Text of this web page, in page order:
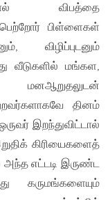
விபத்தை
பிள்ளைகள்
விழிப்புடனும்
வீடுகளில் மங்கள,
தினம்
இறந்துவிட்டால்
கிரியைகளைத்
அந்த எட்டடி இருண்ட
கருமங்களையும்